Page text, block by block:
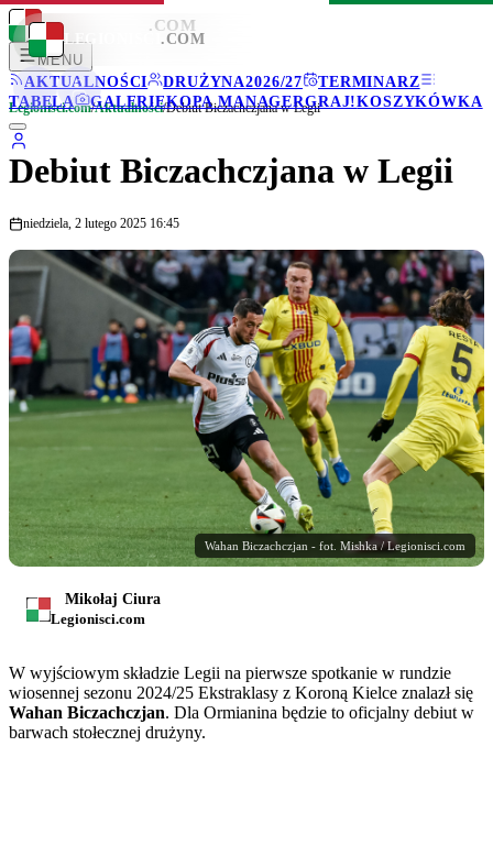
LEGIONISCI .COM
MENU
AKTUALNOŚCI
DRUŻYNA2026/27
TERMINARZ
TABELA
GALERIEKOPA MANAGERGRAJ!KOSZYKÓWKA
LEGIONISCI .COM
Legionisci.com/Aktualności/Debiut Biczachczjana w Legii
Debiut Biczachczjana w Legii
niedziela, 2 lutego 2025 16:45
Wahan Biczachczjan - fot. Mishka / Legionisci.com
Mikołaj Ciura
Legionisci.com
W wyjściowym składzie Legii na pierwsze spotkanie w rundzie
wiosennej sezonu 2024/25 Ekstraklasy z Koroną Kielce znalazł się
Wahan Biczachczjan. Dla Ormianina będzie to oficjalny debiut w
barwach stołecznej drużyny.